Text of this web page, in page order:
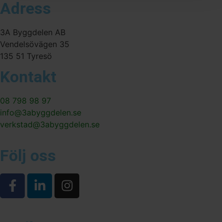
Adress
3A Byggdelen AB
Vendelsövägen 35
135 51 Tyresö
Kontakt
08 798 98 97
info@3abyggdelen.se
verkstad@3abyggdelen.se
Följ oss